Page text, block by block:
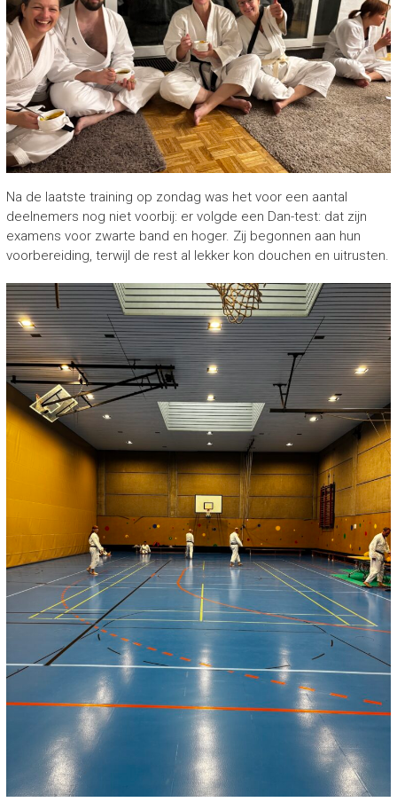
Na de laatste training op zondag was het voor een aantal
deelnemers nog niet voorbij: er volgde een Dan-test: dat zijn
examens voor zwarte band en hoger. Zij begonnen aan hun
voorbereiding, terwijl de rest al lekker kon douchen en uitrusten.